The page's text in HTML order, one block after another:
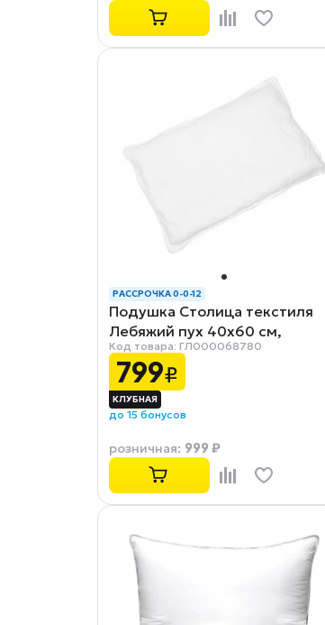
РАССРОЧКА 0-0-12
Подушка Столица текстиля
Лебяжий пух 40х60 см,
микрофибра/лебяжий пух
Код товара: ГЛ000068780
799₽
до 15 бонусов
розничная: 999 ₽